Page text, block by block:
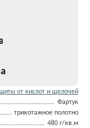
от кислот и щелочей
Фартук
трикотажное полотно
480 г/кв.м